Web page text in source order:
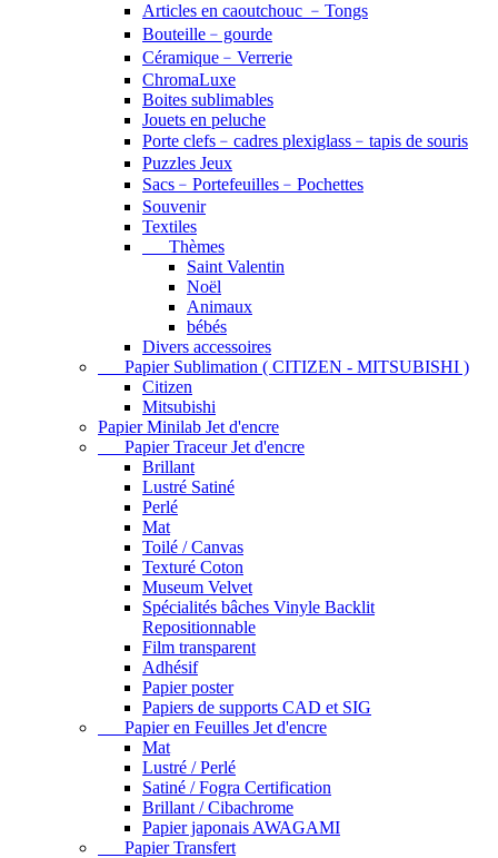
Articles en caoutchouc ﹣Tongs
Bouteille﹣gourde
Céramique﹣Verrerie
ChromaLuxe
Boites sublimables
Jouets en peluche
Porte clefs﹣cadres plexiglass﹣tapis de souris
Puzzles Jeux
Sacs﹣Portefeuilles﹣Pochettes
Souvenir
Textiles
Thèmes
Saint Valentin
Noël
Animaux
bébés
Divers accessoires
Papier Sublimation ( CITIZEN - MITSUBISHI )
Citizen
Mitsubishi
Papier Minilab Jet d'encre
Papier Traceur Jet d'encre
Brillant
Lustré Satiné
Perlé
Mat
Toilé / Canvas
Texturé Coton
Museum Velvet
Spécialités bâches Vinyle Backlit
Repositionnable
Film transparent
Adhésif
Papier poster
Papiers de supports CAD et SIG
Papier en Feuilles Jet d'encre
Mat
Lustré / Perlé
Satiné / Fogra Certification
Brillant / Cibachrome
Papier japonais AWAGAMI
Papier Transfert